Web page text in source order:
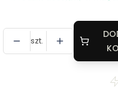
szt.